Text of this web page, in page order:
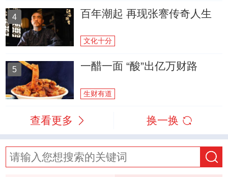
4 百年潮起 再现张謇传奇人生
文化十分
5 一醋一面 “酸”出亿万财路
生财有道
查看更多 换一换